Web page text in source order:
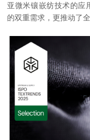
亚微米镶嵌纺技术的应
的双重需求，更推动了